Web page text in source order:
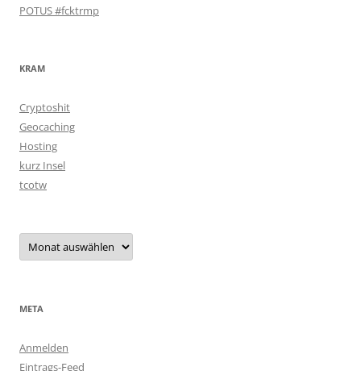
POTUS #fcktrmp
KRAM
Cryptoshit
Geocaching
Hosting
kurz Insel
tcotw
Archiv
META
Anmelden
Eintrags-Feed